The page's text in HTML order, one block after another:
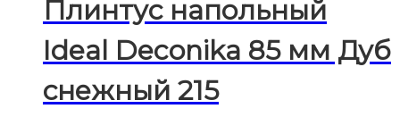
Плинтус напольный
Ideal Deconika 85 мм Дуб
снежный 215